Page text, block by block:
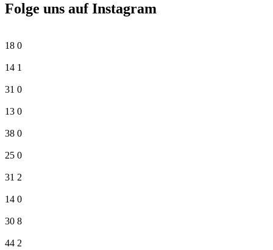
Folge uns auf Instagram
18 0
14 1
31 0
13 0
38 0
25 0
31 2
14 0
30 8
44 2